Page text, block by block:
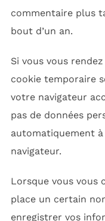
commentaire plus
bout d’un an.
Si vous vous
cookie temporaire
votre navigateur
pas de données
automatiquement
navigateur.
Lorsque vous vous
place un certain
enregistrer vos